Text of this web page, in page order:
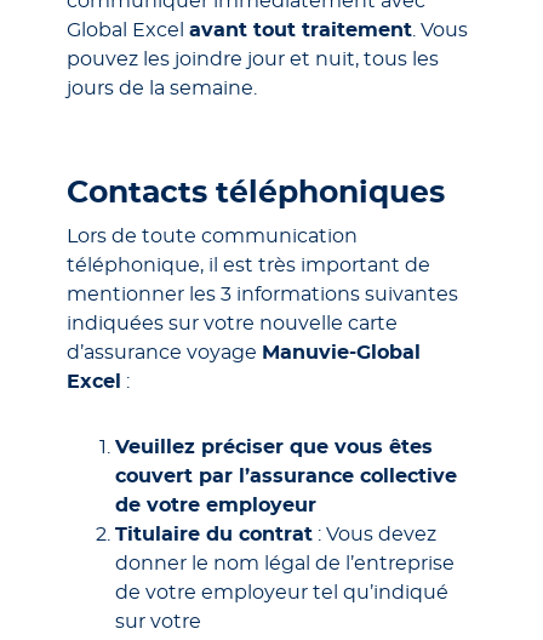
Global Excel avant tout traitement. Vous
pouvez les joindre jour et nuit, tous les
jours de la semaine.
Contacts téléphoniques
Lors de toute communication
téléphonique, il est très important de
mentionner les 3 informations suivantes
indiquées sur votre nouvelle carte
d’assurance voyage Manuvie-Global
Excel
:
Veuillez préciser que vous êtes
couvert par l’assurance collective
de votre employeur
Titulaire du contrat : Vous devez
donner le nom légal de l’entreprise
de votre employeur tel qu’indiqué
sur votre